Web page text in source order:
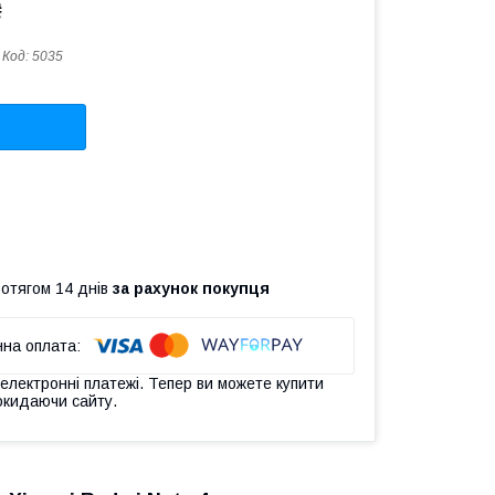
Код: 5035
14 днів за рахунок покупця
платежі. Тепер ви можете купити
сайту.